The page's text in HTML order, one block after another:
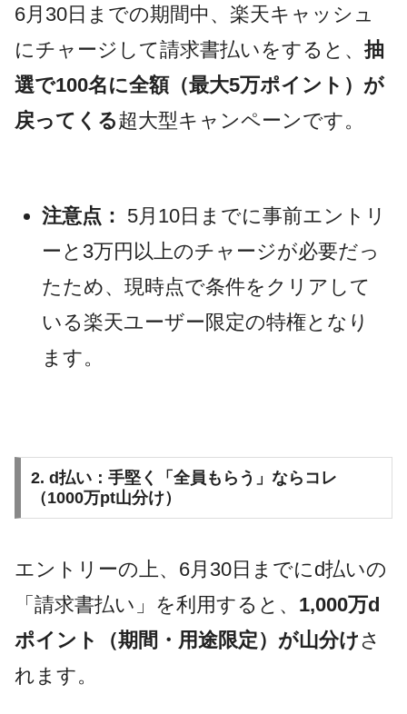
6月30日までの期間中、楽天キャッシュ
にチャージして請求書払いをすると、 抽
選で100名に全額（最大5万ポイント）が
戻ってくる超大型キャンペーンです。
注意点： 5月10日までに事前エントリ
ーと3万円以上のチャージが必要だっ
たため、現時点で条件をクリアして
いる楽天ユーザー限定の特権となり
ます。
2. d払い：手堅く「全員もらう」ならコレ
（1000万pt山分け）
エントリーの上、6月30日までにd払いの
「請求書払い」を利用すると、 1,000万d
ポイント（期間・用途限定）が山分け さ
れます。